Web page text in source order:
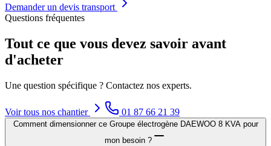
Demander un devis transport
Questions fréquentes
Tout ce que vous devez savoir avant
d'acheter
Une question spécifique ? Contactez nos experts.
Voir tous nos chantier 01 87 66 21 39
Comment dimensionner ce Groupe électrogène DAEWOO 8 KVA pour
mon besoin ?